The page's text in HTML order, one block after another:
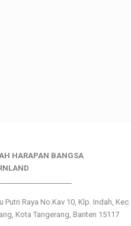
HARAPAN BANGSA
Putri Raya No.Kav 10, Klp. Indah, Kec.
Kota Tangerang, Banten 15117